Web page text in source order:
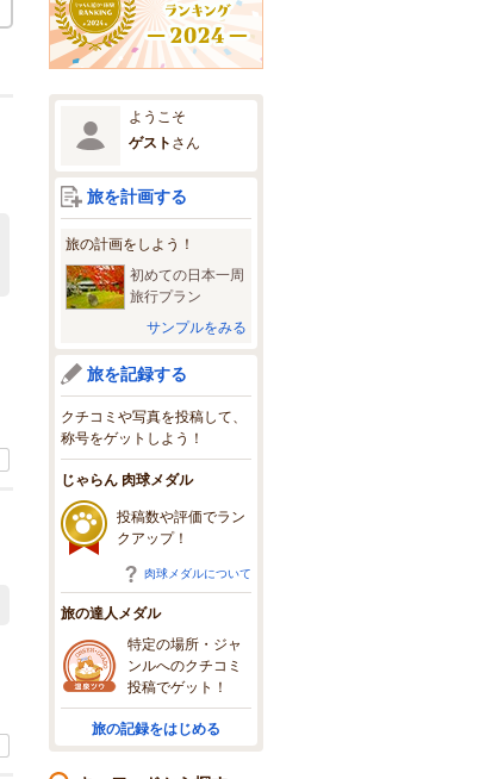
ようこそ
ゲスト さん
旅を計画する
旅の計画をしよう！
初めての日本一周
旅行プラン
サンプルをみる
旅を記録する
クチコミや写真を投稿して、
称号をゲットしよう！
じゃらん 肉球メダル
投稿数や評価でラン
クアップ！
肉球メダルについて
旅の達人メダル
特定の場所・ジャ
ンルへのクチコミ
投稿でゲット！
旅の記録をはじめる